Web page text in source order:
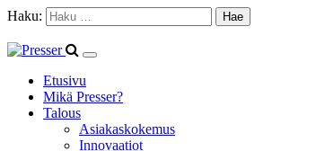
Haku:
Etusivu
Mikä Presser?
Talous
Asiakaskokemus
Innovaatiot